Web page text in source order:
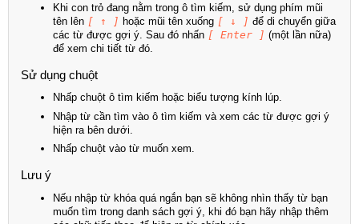
Khi con trỏ đang nằm trong ô tìm kiếm, sử dụng phím mũi
tên lên [ ↑ ] hoặc mũi tên xuống [ ↓ ] để di chuyển giữa
các từ được gợi ý. Sau đó nhấn [ Enter ] (một lần nữa)
để xem chi tiết từ đó.
Sử dụng chuột
Nhấp chuột ô tìm kiếm hoặc biểu tượng kính lúp.
Nhập từ cần tìm vào ô tìm kiếm và xem các từ được gợi ý
hiện ra bên dưới.
Nhấp chuột vào từ muốn xem.
Lưu ý
Nếu nhập từ khóa quá ngắn bạn sẽ không nhìn thấy từ bạn
muốn tìm trong danh sách gợi ý, khi đó bạn hãy nhập thêm